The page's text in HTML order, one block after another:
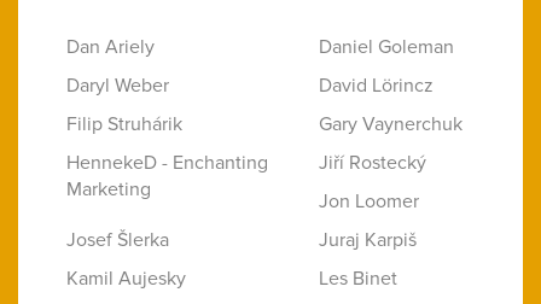
Dan Ariely
Daniel Goleman
Daryl Weber
David Lörincz
Filip Struhárik
Gary Vaynerchuk
HennekeD - Enchanting
Marketing
Jiří Rostecký
Jon Loomer
Josef Šlerka
Juraj Karpiš
Kamil Aujesky
Les Binet